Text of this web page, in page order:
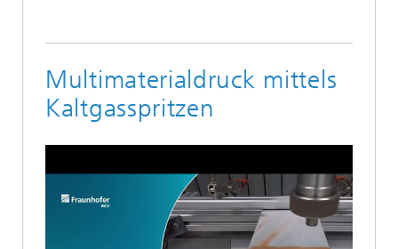
Multimaterialdruck mittels
Kaltgasspritzen